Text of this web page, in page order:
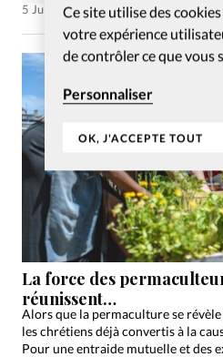
Ce site utilise des
votre expérience
de contrôler ce que vous
Personnaliser
OK, J'ACCEPTE TOUT
5 Juin 2021
La force des
réunissent…
Alors que la permaculture se
les chrétiens déjà convertis à la
Pour une entraide mutuelle et des